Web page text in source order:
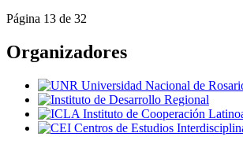
Página 13 de 32
Organizadores